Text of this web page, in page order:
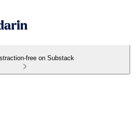
free on Substack